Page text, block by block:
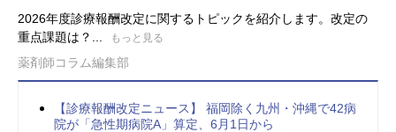
2026年度診療報酬改定に関するトピックを紹介します。改定の
重点課題は？...
もっと見る
薬剤師コラム編集部
【診療報酬改定ニュース】 福岡除く九州・沖縄で42病
院が「急性期病院A」算定、6月1日から